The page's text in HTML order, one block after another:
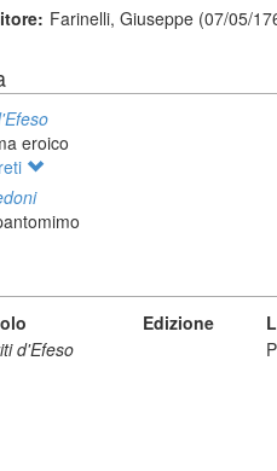
Farinelli, Giuseppe (07/05/
eroico
Edizione
d'Efeso